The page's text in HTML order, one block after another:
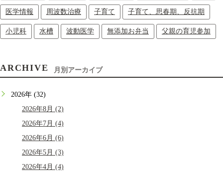
医学情報 周波数治療 子育て 子育て、思春期、反抗期
小児科 水槽 波動医学 無添加お弁当 父親の育児参加
ARCHIVE 月別アーカイブ
2026年 (32)
2026年8月 (2)
2026年7月 (4)
2026年6月 (6)
2026年5月 (3)
2026年4月 (4)